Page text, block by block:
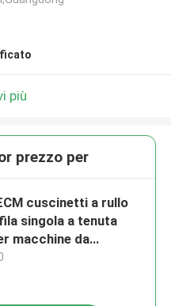
più
prezzo per
cuscinetti a rullo
singola a tenuta
macchine da